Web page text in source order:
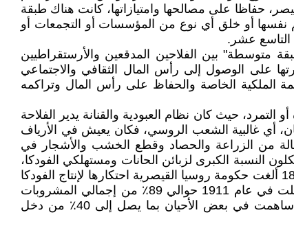
حفاظا على مصالحها وامتيازاتها، كانت هناك طبقة
نفسها أو خلق أي نوع من المؤسسات أو التجمعات أو
التاسع عشر.
متوسطة" بين الفلاحين المدقعين والأرستقراطيين
على الوصول إلى رأس المال الثقافي والاجتماعي
الملكية الخاصة والحفاظ على رأس المال وتراكمه
الثورة أو التمرد، حيث كان نظام العبودية والقنانة يدير الفلاحة
في المدن، أما بقية السكان، أي غالبية الشعب الروسي، فكان يعيش في الأرياف
من الزراعة والحصاد وقطع الخشب والأشجار في
النسبة الكبرى لزبائن الحانات ومستهلكي الفودكا،
والتي لا يسمح بتقطيرها سوى للدولة ثم للنبلاء. كان المشروب في البداية باهظ الثمن حيث تحتكر الدولة صناعته، وفي عام 1863 ألغت حكومة روسيا القيصرية احتكارها لإنتاج الفودكا
واكتفت بفرض الضرائب على منتجيها فانخفض ثمنها وأصبحت مشروبًا شعبيًا متاحًا حتى للفقراء من المواطنين، حتى أنها شكلت في عام 1911 حوالي 89٪ من إجمالي المشروبات
الكحولية التي تستهلك في روسيا. أصبحت الضرائب على الفودكا مصدرًا أساسيًا للتمويل الحكومي في روسيا القيصرية، إذ ساهمت في بعض الأحيان بما يصل إلى 40٪ من دخل